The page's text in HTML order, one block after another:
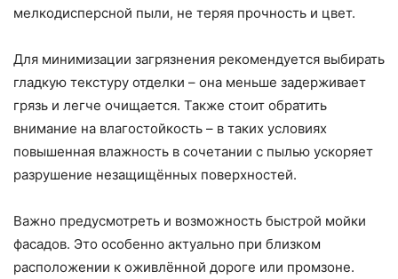
мелкодисперсной пыли, не теряя прочность и цвет.
Для минимизации загрязнения рекомендуется выбирать
гладкую текстуру отделки – она меньше задерживает
грязь и легче очищается. Также стоит обратить
внимание на влагостойкость – в таких условиях
повышенная влажность в сочетании с пылью ускоряет
разрушение незащищённых поверхностей.
Важно предусмотреть и возможность быстрой мойки
фасадов. Это особенно актуально при близком
расположении к оживлённой дороге или промзоне.